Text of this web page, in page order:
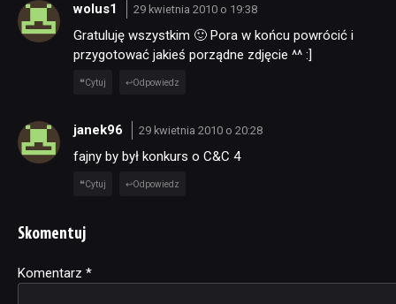
wolus1 29 kwietnia 2010 o 19:38
Gratuluję wszystkim 🙂 Pora w końcu powrócić i
przygotować jakieś porządne zdjęcie ^^ :]
Cytuj Odpowiedz
janek96 29 kwietnia 2010 o 20:28
fajny by był konkurs o C&C 4
Cytuj Odpowiedz
Skomentuj
Komentarz *
Alternative: